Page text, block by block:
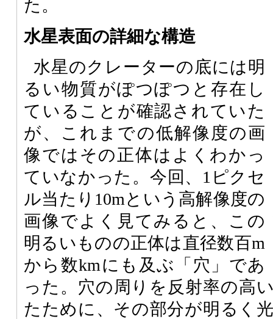
た。
水星表面の詳細な構造
水星のクレーターの底には明
るい物質がぽつぽつと存在し
ていることが確認されていた
が、これまでの低解像度の画
像ではその正体はよくわかっ
ていなかった。今回、1ピクセ
ル当たり10mという高解像度の
画像でよく見てみると、この
明るいものの正体は直径数百m
から数kmにも及ぶ「穴」であ
った。穴の周りを反射率の高
たために、その部分が明るく